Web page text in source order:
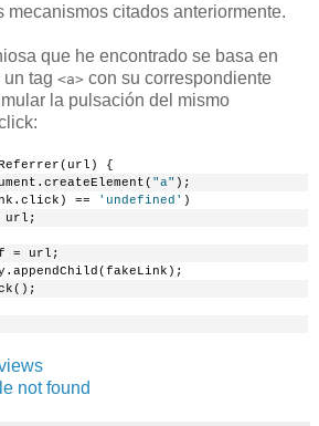
mecanismos citados anteriormente.
que he encontrado se basa en
tag <a> con su correspondiente
la pulsación del mismo
{
"a" );
== 'undefined' )
url;
url;
not found